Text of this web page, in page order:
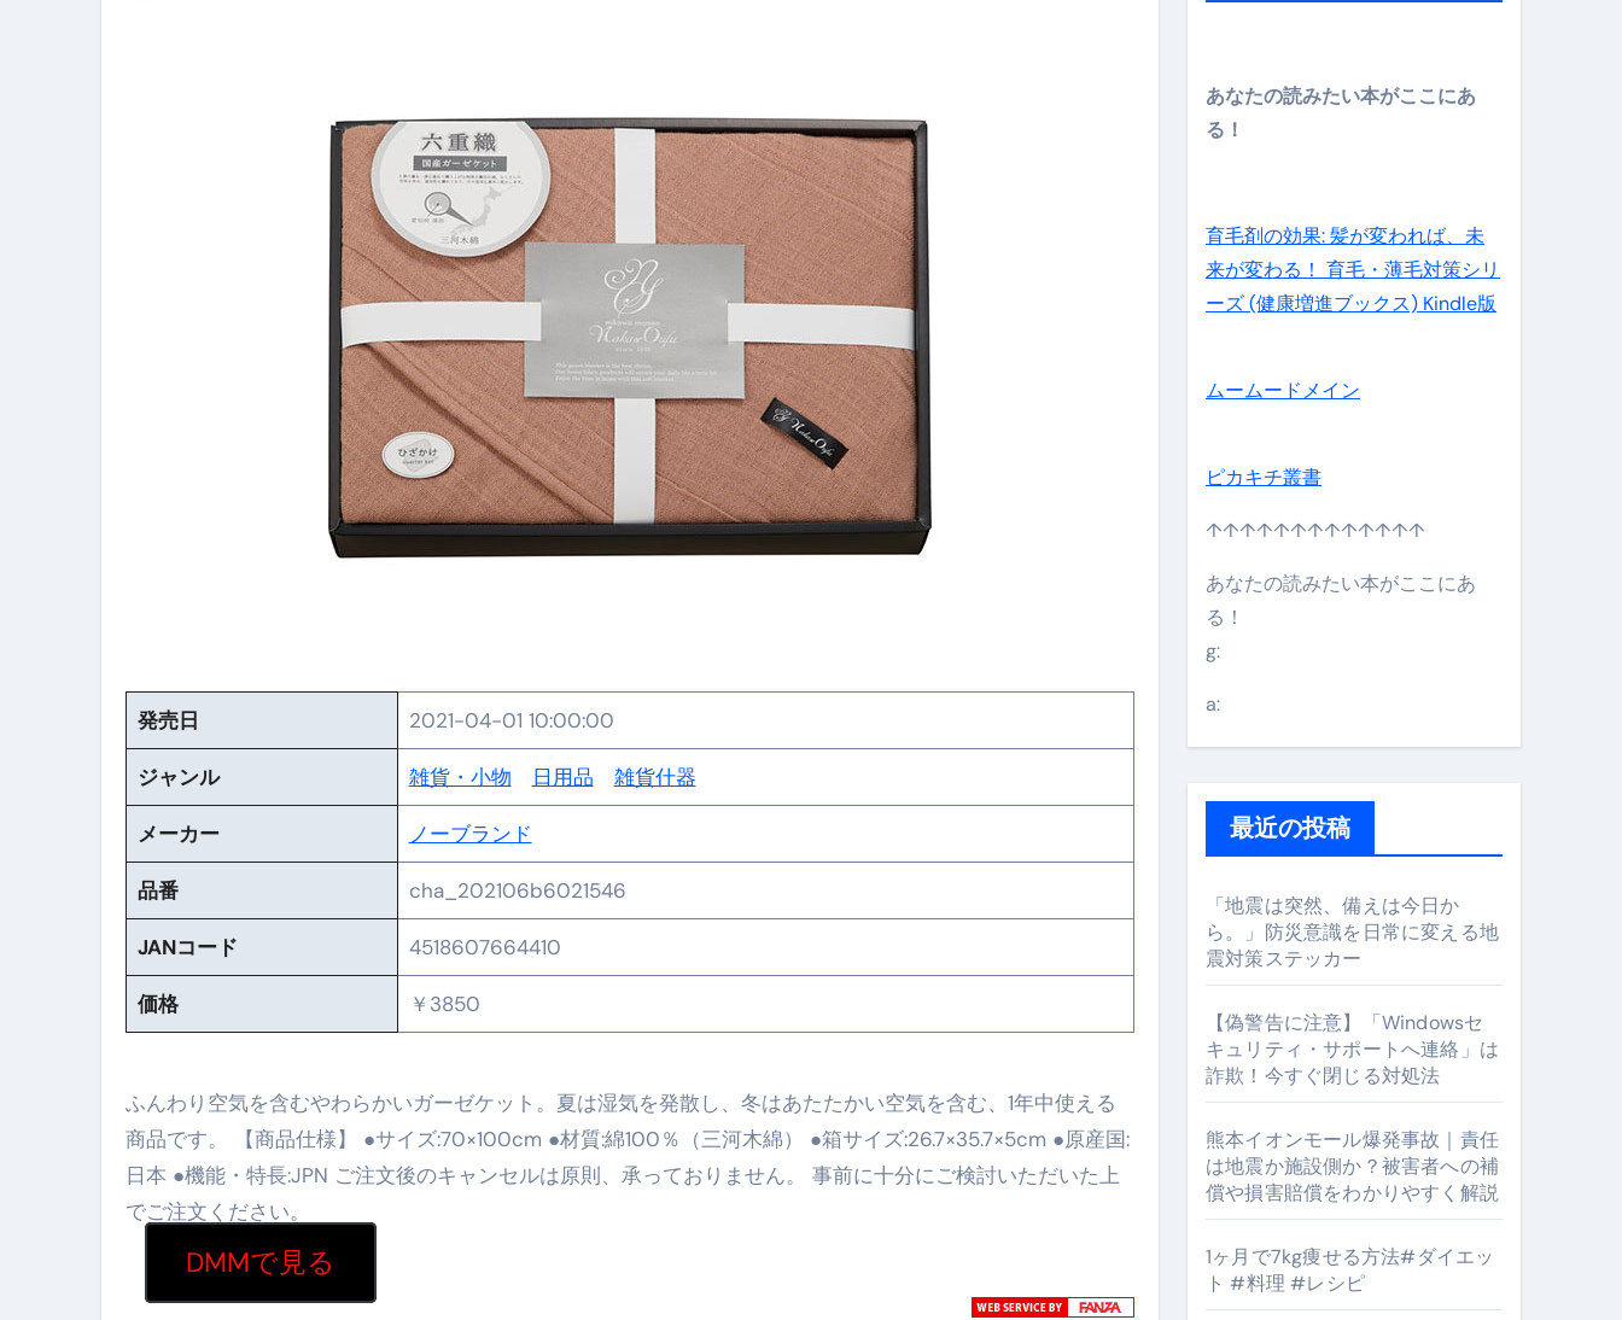
【輸入消費税】輸入に消費税はかかるのか？勘定科目・仕訳・申告書記載方法
この動画は国にすぐ消されます。これが日本が残念な国になった理由です。国民は●●をしないとこの先さらに貧しくなります。【 竹花貴騎 切り抜き 会社員
意外にありえる？日経平均40000円を妄想シナリオ検証してみた！ズボラ株投資
アフィリエイト【稼げるキーワード】一覧※YouTubeブログSNS共通
【必見】融資受けるなら”コレ”を確実に取り組むべき！ #shorts
弁護士が教える「投資詐欺」に引っかからないための方法 #投資詐欺 #詐欺 #弁護士 #法律
【PR】フリーランス必見！入金前の売上をすぐに現金で受け取る方法
【2023年最新】金融ブラックでも可能な資金調達法3選！#shorts
個人事業主は銀行から融資を受けるとリスクが高い #shorts
【誰でも出来る】3万円が10％増量の「33000円」になる！
【超高騰】爆上がりしたビットコインに695万円も投資してる営業39歳サラリーマン【2025年10月3日】 #bitcoin #全財産 #暗号資産
【必見】もう営業電話は怖くない！初心者でも成果を出す電話の仕方はコレ！
フリーランス・個人事業主におすすめの資金調達4選
自己破産中に絶対にしてはダメなこと7選
自己破産にまつわるよくある勘違い4選#Shorts
体脂肪が落ちる朝食3選 #ダイエット
No.102 9割が勘違い 自己破産の真実
アーモンドを毎日食べたらどうなるの？①【30秒でわかる効果まとめ】#アーモンド #ダイエット #筋トレ #美容 #健康 #雑学 #ナレーター #小林将大
【ひろゆき】借金1億円あります 返済か、自己破産かひろゆきさんならどちらを選びますか？ #shorts
セラピストのための！美容、健康、ダイエットにとても重要な女性ホルモンと男性ホルモン
弁護士解説【詐欺被害】警察に行っても返金されません
ムームードメイン 2月のおすすめドメイン特集- ビジネスの信用を築く――そのすべての起点となるのが独自ドメイン
発売日 2021-04-01 10:00:00
ジャンル 雑貨・小物 日用品 雑貨什器
メーカー ノーブランド
品番 cha_202106b6021546
JANコード 4518607664410
価格 ￥3850
ふんわり空気を含むやわらかいガーゼケット。夏は湿気を発散し、冬はあたたかい空気を含む、1年中使える
商品です。 【商品仕様】 ●サイズ:70×100cm ●材質:綿100％（三河木綿） ●箱サイズ:26.7×35.7×5cm ●原産国:
日本 ●機能・特長:JPN ご注文後のキャンセルは原則、承っておりません。 事前に十分にご検討いただいた上
でご注文ください。
DMMで見る
あなたの読みたい本がここにあ
る！
育毛剤の効果: 髪が変われば、未
来が変わる！ 育毛・薄毛対策シリ
ーズ (健康増進ブックス) Kindle版
ムームードメイン
ピカキチ叢書
↑↑↑↑↑↑↑↑↑↑↑↑↑
あなたの読みたい本がここにあ
る！
g:
a:
最近の投稿
「地震は突然、備えは今日か
ら。」防災意識を日常に変える地
震対策ステッカー
【偽警告に注意】「Windowsセ
キュリティ・サポートへ連絡」は
詐欺！今すぐ閉じる対処法
熊本イオンモール爆発事故｜責任
は地震か施設側か？被害者への補
償や損害賠償をわかりやすく解説
1ヶ月で7kg痩せる方法#ダイエッ
ト #料理 #レシピ